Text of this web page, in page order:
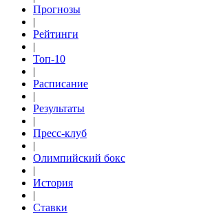
Прогнозы
|
Рейтинги
|
Топ-10
|
Расписание
|
Результаты
|
Пресс-клуб
|
Олимпийский бокс
|
История
|
Ставки